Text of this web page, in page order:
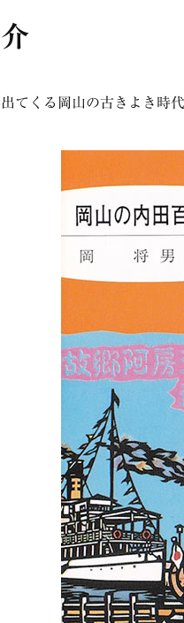
てくる岡山の古きよき時